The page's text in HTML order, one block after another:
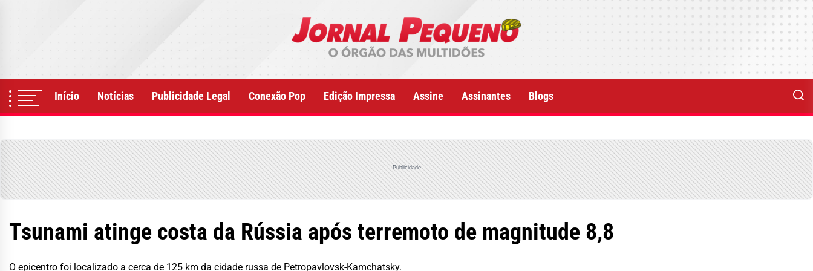
Início Notícias Publicidade Legal Conexão Pop Edição Impressa Assine Assinantes Blogs
Publicidade
Tsunami atinge costa da Rússia após terremoto de magnitude 8,8
O epicentro foi localizado a cerca de 125 km da cidade russa de Petropavlovsk-Kamchatsky.